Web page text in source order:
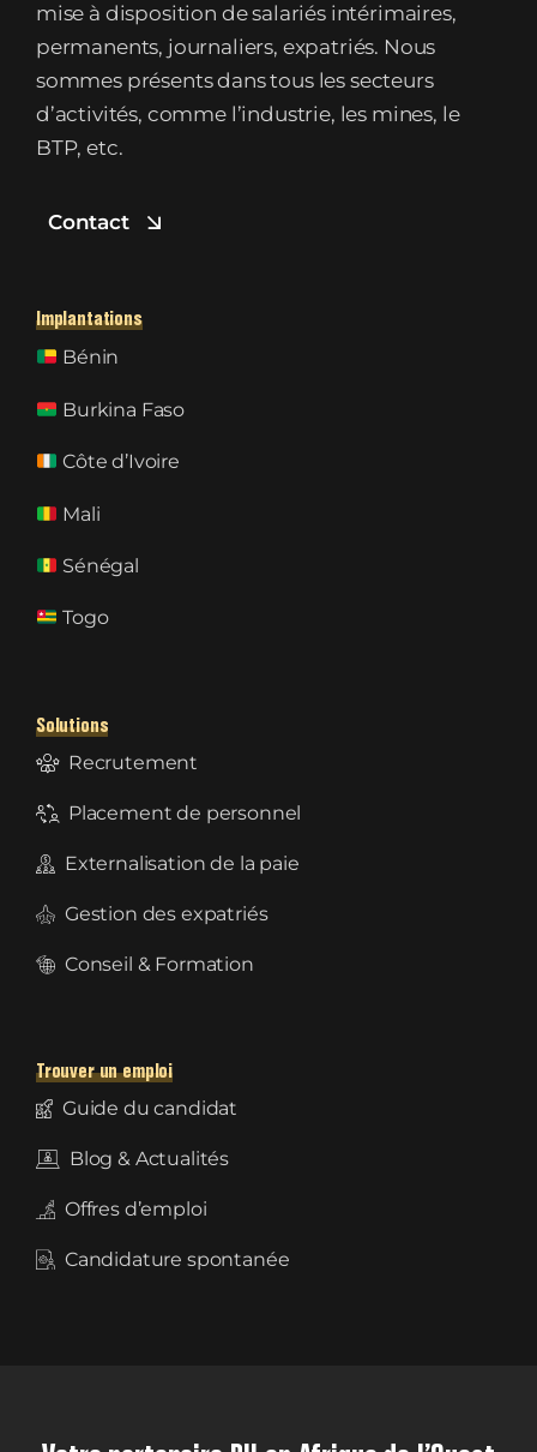
mise à disposition de salariés intérimaires,
permanents, journaliers, expatriés. Nous
sommes présents dans tous les secteurs
d’activités, comme l’industrie, les mines, le
BTP, etc.
Contact
Implantations
Bénin
Burkina Faso
Côte d’Ivoire
Mali
Sénégal
Togo
Solutions
Recrutement
Placement de personnel
Externalisation de la paie
Gestion des expatriés
Conseil & Formation
Trouver un emploi
Guide du candidat
Blog & Actualités
Offres d’emploi
Candidature spontanée